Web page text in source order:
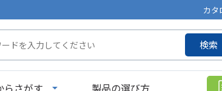
カタ
検索
らさがす 製品の選び方